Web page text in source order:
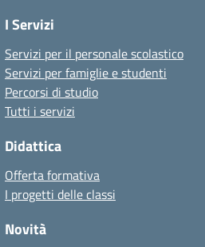
I Servizi
Servizi per il personale scolastico
Servizi per famiglie e studenti
Percorsi di studio
Tutti i servizi
Didattica
Offerta formativa
I progetti delle classi
Novità